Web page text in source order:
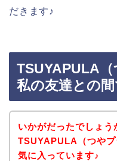
だきます♪
TSUYAPULA
私の友達との
いかがだったでしょう
TSUYAPULA（つやプ
気に入っています♪